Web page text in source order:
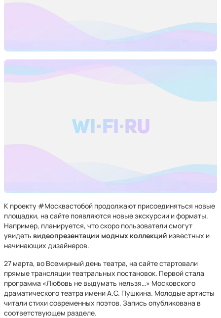
К проекту #Москвастобой продолжают присоединяться новые
площадки, на сайте появляются новые экскурсии и форматы.
Например, планируется, что скоро пользователи смогут
увидеть видеопрезентации модных коллекций известных и
начинающих дизайнеров.
27 марта, во Всемирный день театра, на сайте стартовали
прямые трансляции театральных постановок. Первой стала
программа «Любовь не выдумать нельзя…» Московского
драматического театра имени А.С. Пушкина. Молодые артисты
читали стихи современных поэтов. Запись опубликована в
соответствующем разделе.